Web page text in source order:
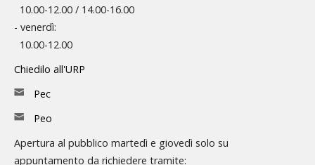
10.00-12.00 / 14.00-16.00
- venerdì:
10.00-12.00
Chiedilo all'URP
Pec
Peo
Apertura al pubblico martedì e giovedì solo su
appuntamento da richiedere tramite: